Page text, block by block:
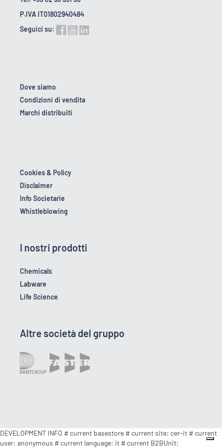
P.IVA IT01802940484
Seguici su:
Dove siamo
Condizioni di vendita
Marchi distribuiti
Cookies & Policy
Disclaimer
Info Societarie
Whistleblowing
I nostri prodotti
Chemicals
Labware
Life Science
Altre società del gruppo
DEVELOPMENT INFO # current basestore # current site: cer-it # current
user: anonymous # current language: it # current B2BUnit: